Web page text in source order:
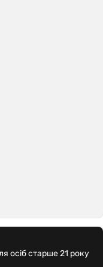
осіб старше 21 року